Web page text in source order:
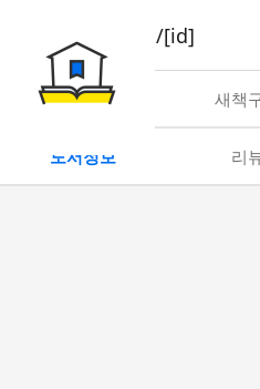
book/rent/[id]
대여 새책
도서정보 리